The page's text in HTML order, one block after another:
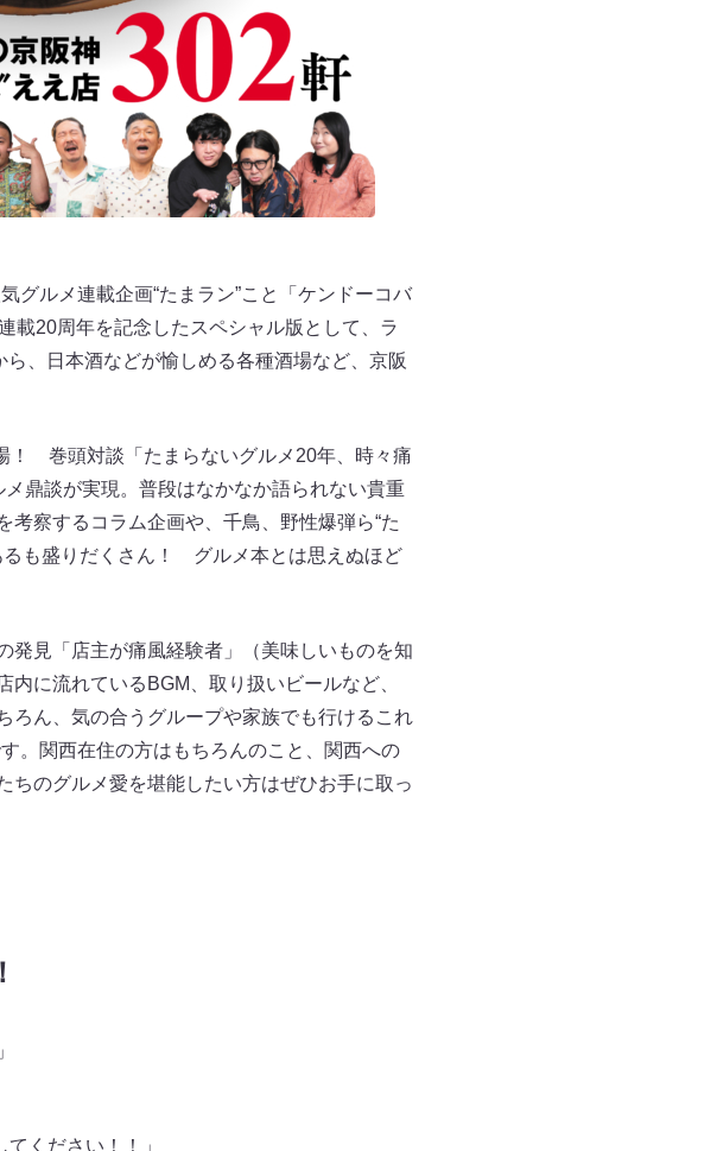
グルメ連載企画“たまラン”こと「ケンドーコバ
載20周年を記念したスペシャル版として、ラ
、日本酒などが愉しめる各種酒場など、京阪
！ 巻頭対談「たまらないグルメ20年、時々痛
鼎談が実現。普段はなかなか語られない貴重
察するコラム企画や、千鳥、野性爆弾ら“た
るも盛りだくさん！ グルメ本とは思えぬほど
発見「店主が痛風経験者」（美味しいものを知
に流れているBGM、取り扱いビールなど、
ろん、気の合うグループや家族でも行けるこれ
。関西在住の方はもちろんのこと、関西への
ちのグルメ愛を堪能したい方はぜひお手に取っ
ください！！」